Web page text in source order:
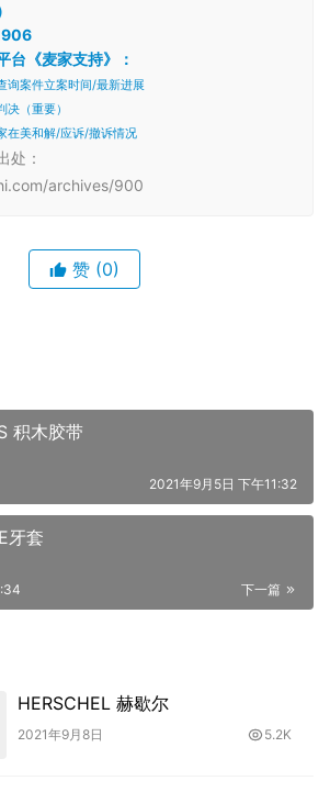
台《麦家支持》：
询案件立案时间/最新进展
（重要）
在美和解/应诉/撤诉情况
处：
archives/900
赞 (0)
积木胶带
2021年9月5日 下午11:32
牙套
下一篇
HERSCHEL 赫歇尔
2021年9月8日 5.2K